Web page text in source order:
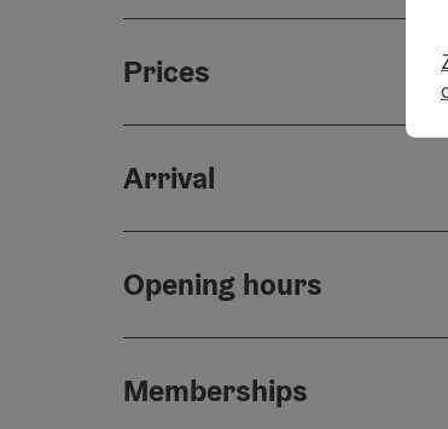
Prices
Arrival
Opening hours
Memberships